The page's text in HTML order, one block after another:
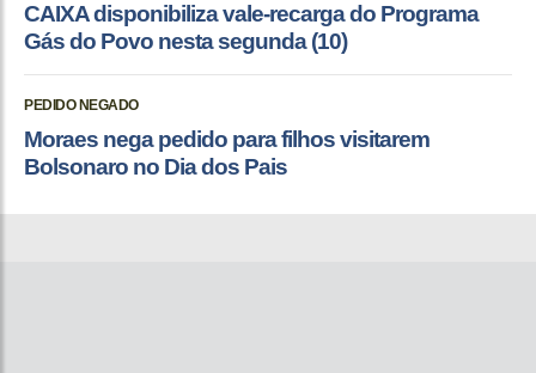
CAIXA disponibiliza vale-recarga do Programa
Gás do Povo nesta segunda (10)
PEDIDO NEGADO
Moraes nega pedido para filhos visitarem
Bolsonaro no Dia dos Pais